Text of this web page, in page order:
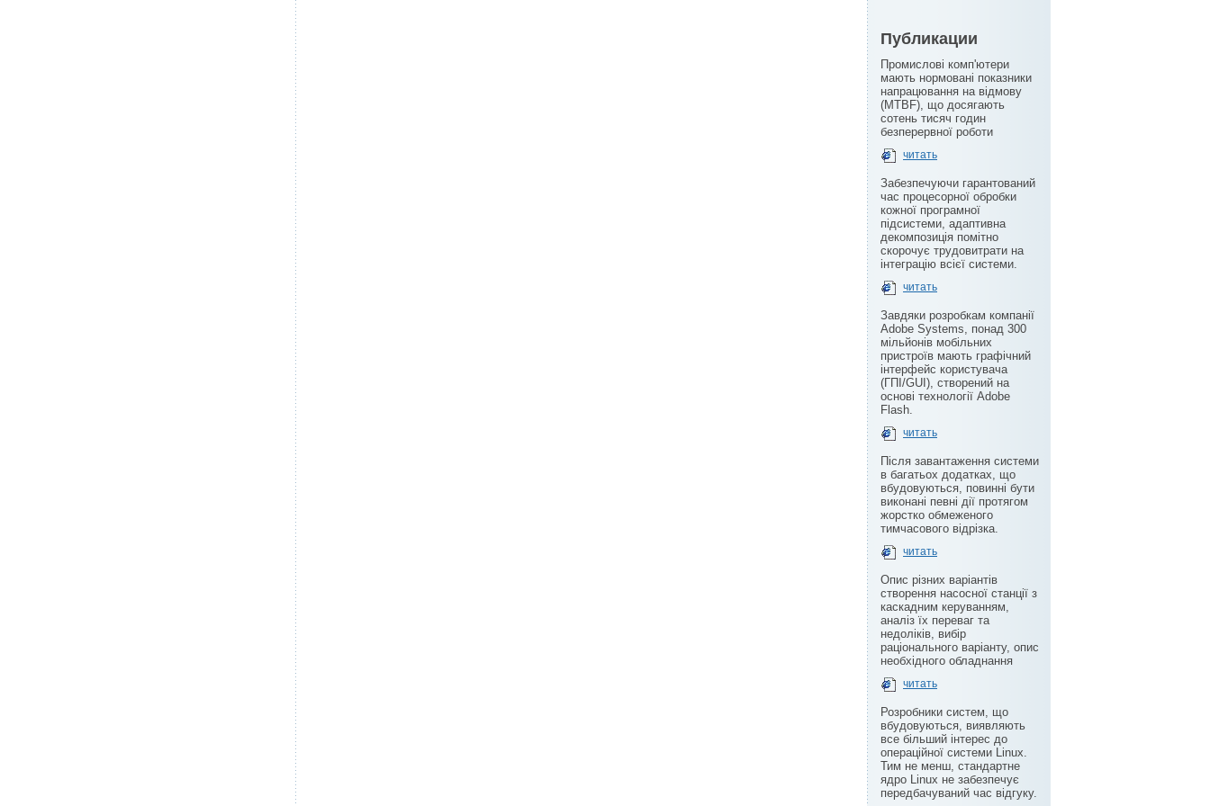
Публикации
Промислові комп'ютери
мають нормовані показники
напрацювання на відмову
(MTBF), що досягають
сотень тисяч годин
безперервної роботи
читать
Забезпечуючи гарантований
час процесорної обробки
кожної програмної
підсистеми, адаптивна
декомпозиція помітно
скорочує трудовитрати на
інтеграцію всієї системи.
читать
Завдяки розробкам компанії
Adobe Systems, понад 300
мільйонів мобільних
пристроїв мають графічний
інтерфейс користувача
(ГПІ/GUI), створений на
основі технології Adobe
Flash.
читать
Після завантаження системи
в багатьох додатках, що
вбудовуються, повинні бути
виконані певні дії протягом
жорстко обмеженого
тимчасового відрізка.
читать
Опис різних варіантів
створення насосної станції з
каскадним керуванням,
аналіз їх переваг та
недоліків, вибір
раціонального варіанту, опис
необхідного обладнання
читать
Розробники систем, що
вбудовуються, виявляють
все більший інтерес до
операційної системи Linux.
Тим не менш, стандартне
ядро Linux не забезпечує
передбачуваний час відгуку.